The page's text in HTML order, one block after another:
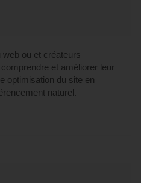
web ou et créateurs
et améliorer leur
optimisation du site en
naturel.